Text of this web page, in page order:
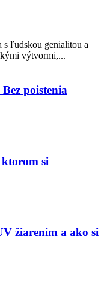
s ľudskou genialitou a
výtvormi,...
poistenia
si
žiarením a ako si